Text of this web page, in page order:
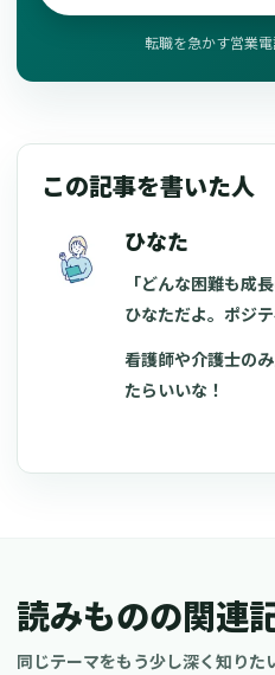
転職を急かす営業電
この記事を書いた人
ひなた
「どんな困難も成
ひなただよ。ポジテ
看護師や介護士の
たらいいな！
読みものの関連
同じテーマをもう少し深く知り